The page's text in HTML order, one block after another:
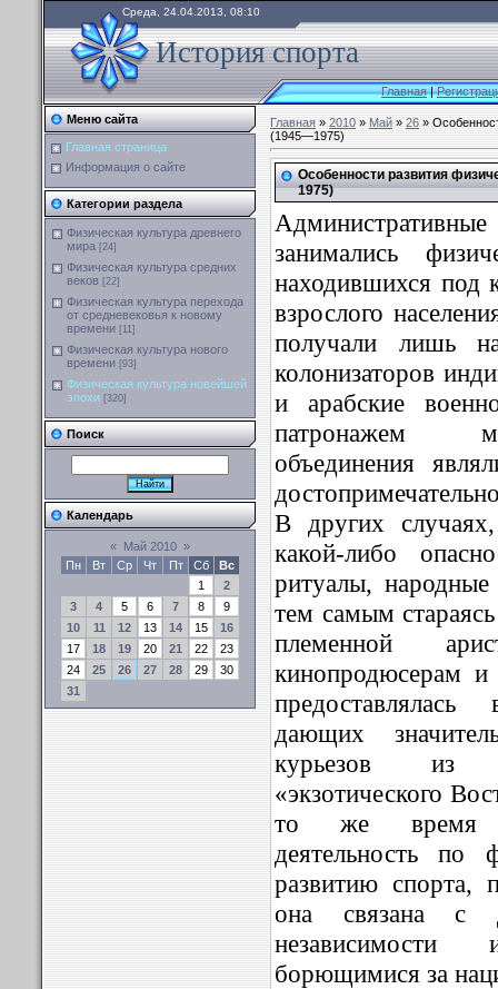
Среда, 24.04.2013, 08:10
История спорта
Главная|
Меню сайта
Главная страница
Информация о сайте
Категории раздела
Физическая культура древнего
мира [24]
Физическая культура средних
веков [22]
Физическая культура перехода
от средневековья к новому
времени [11]
Физическая культура нового
времени [93]
Физическая культура новейшей
эпохи [320]
Поиск
Календарь
« Май 2010 »
Пн
Вт Ср Чт Пт Сб
Вс
1
2
3
4 5 6 7 8
9
10
11 12 13 14 15
16
17
18 19 20 21 22
23
24
25 26 27 28 29
30
31
Главная»2010»Май»26»
(1945—1975)
Особенности развития
1975)
занимались
находившихся под
взрослого
получали лишь
колонизаторов
и арабские
патронажем
объединения
В других
какой-либо
ритуалы, народные
тем самым
племенной
кинопродюсерам и
дающих
курьезов из
«экзотического
то же время
деятельность по
развитию спорта,
она связана с
борющимися за